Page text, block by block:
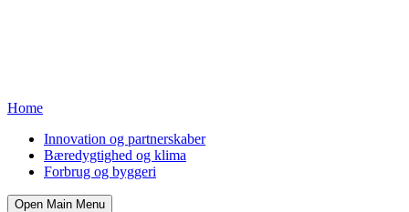
Home
Innovation og partnerskaber
Bæredygtighed og klima
Forbrug og byggeri
Open Main Menu